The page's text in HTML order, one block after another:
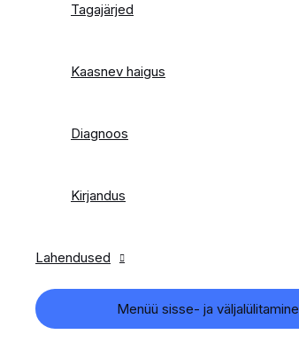
Tagajärjed
Kaasnev haigus
Diagnoos
Kirjandus
Lahendused
Menüü sisse- ja väljalülitamine